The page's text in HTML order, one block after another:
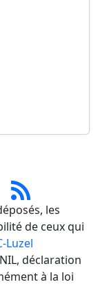
les
de ceux qui
Luzel
déclaration
à la loi